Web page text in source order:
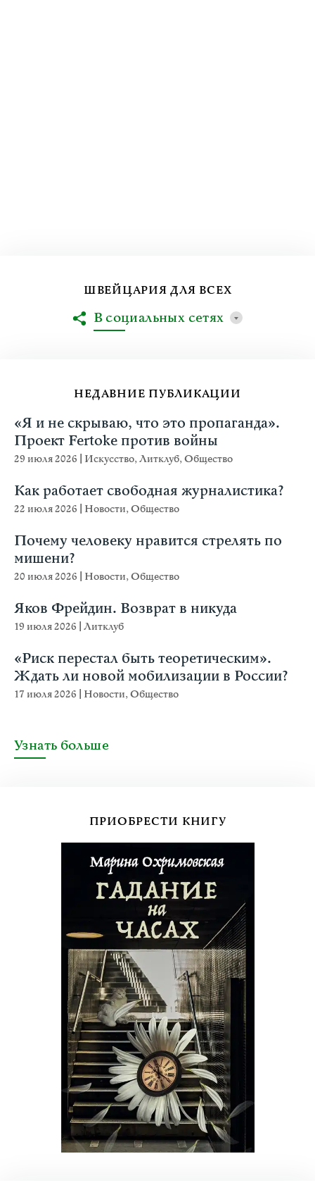
НЕДАВНИЕ ПУБЛИКАЦИИ
«Я и не скрываю, что это пропаганда».
Проект Fertoke против войны
29 июля 2026 Искусство,Литклуб,Общество
Как работает свободная журналистика?
22 июля 2026 Новости,Общество
Почему человеку нравится стрелять по
мишени?
20 июля 2026 Новости,Общество
Яков Фрейдин. Возврат в никуда
19 июля 2026 Литклуб
«Риск перестал быть теоретическим».
Ждать ли новой мобилизации в России?
17 июля 2026 Новости,Общество
Узнать больше
ПРИОБРЕСТИ КНИГУ
ШВЕЙЦАРИЯ ДЛЯ ВСЕХ
В социальных сетях